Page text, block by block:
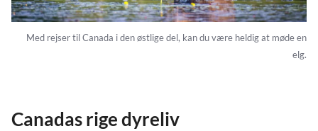
Med rejser til Canada i den østlige del, kan du være heldig at møde en
elg.
Canadas rige dyreliv